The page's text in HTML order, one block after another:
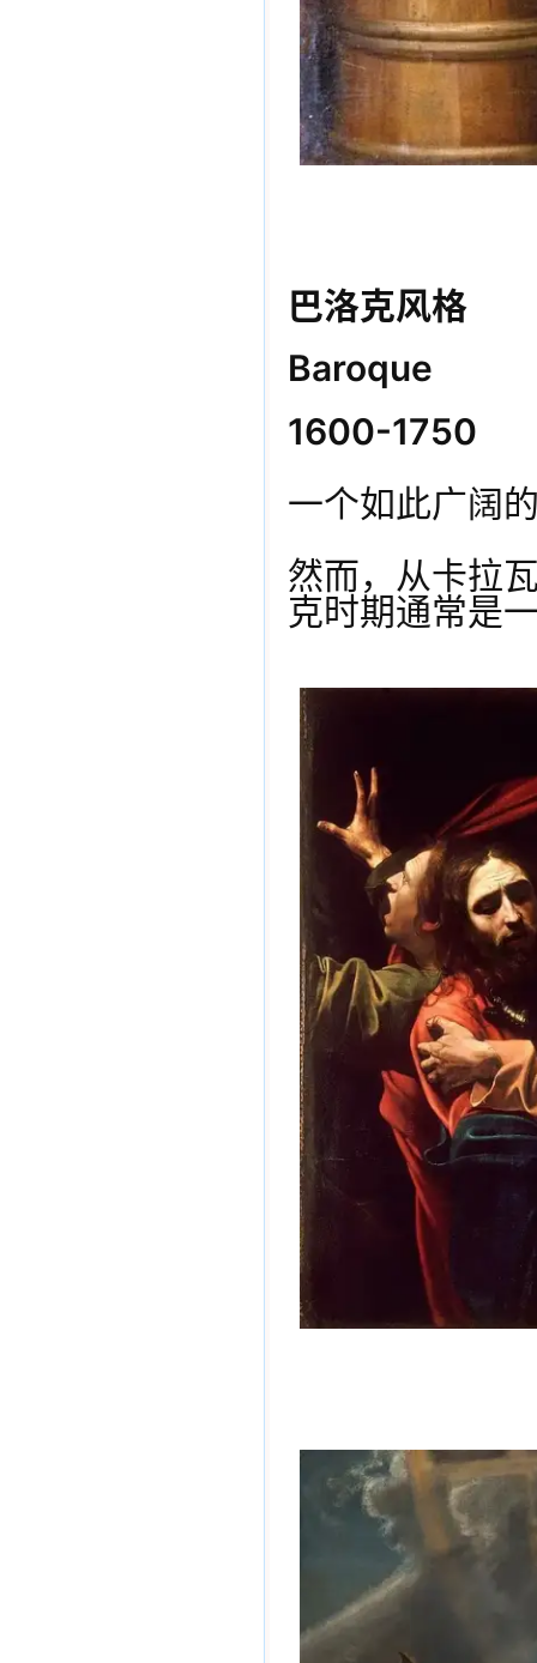
巴洛克风格
Baroque
1600-1750
一个如此广阔
然而，从卡拉
克时期通常是